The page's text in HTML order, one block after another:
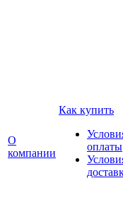
О
компании
Как купить
оплаты